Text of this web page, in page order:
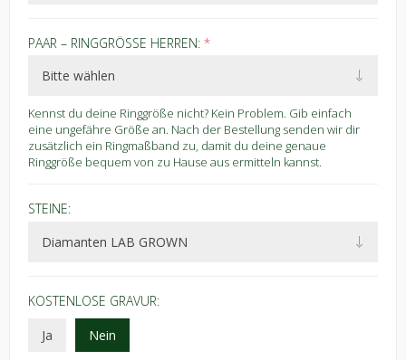
PAAR – RINGGRÖSSE HERREN: *
Kennst du deine Ringgröße nicht? Kein Problem. Gib einfach
eine ungefähre Größe an. Nach der Bestellung senden wir dir
zusätzlich ein Ringmaßband zu, damit du deine genaue
Ringgröße bequem von zu Hause aus ermitteln kannst.
STEINE:
KOSTENLOSE GRAVUR:
Ja
Nein